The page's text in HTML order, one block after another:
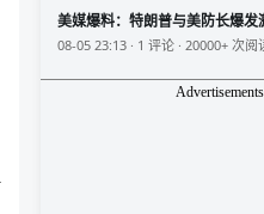
美媒爆料：特朗普与美防长爆发
08-05 23:13 · 1 评论 · 20000+ 次阅
Advertisements